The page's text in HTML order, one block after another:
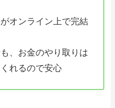
オンライン上で完結
、お金のやり取りは
れるので安心